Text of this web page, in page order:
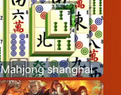
Mahjong shanghai